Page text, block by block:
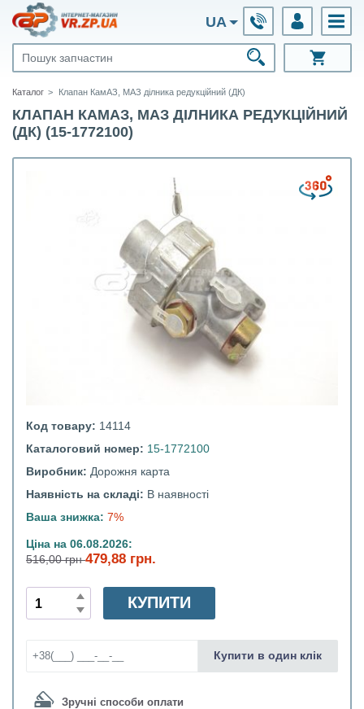
UA
Каталог Клапан КамАЗ, МАЗ ділника редукційний (ДК)
КЛАПАН КАМАЗ, МАЗ ДІЛНИКА РЕДУКЦІЙНИЙ
(ДК) (15-1772100)
Код товару: 14114
Каталоговий номер: 15-1772100
Виробник: Дорожня карта
Наявність на складі: В наявності
Ваша знижка: 7%
Ціна на 06.08.2026:
516,00 грн479,88 грн.
Зручні способи оплати
КУПИТИ
Купити в один клік